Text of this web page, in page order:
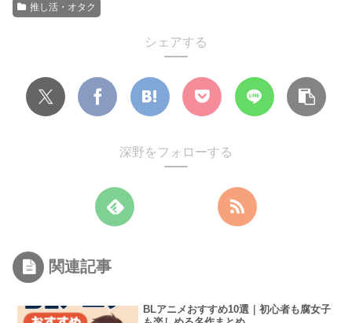
推し活・オタク
シェアする
深野をフォローする
関連記事
BLアニメおすすめ10選｜初心者も腐女子